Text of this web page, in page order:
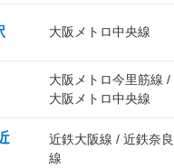
大阪メトロ中央線
大阪メトロ今里筋線 /
大阪メトロ中央線
近鉄大阪線 / 近鉄奈良
線